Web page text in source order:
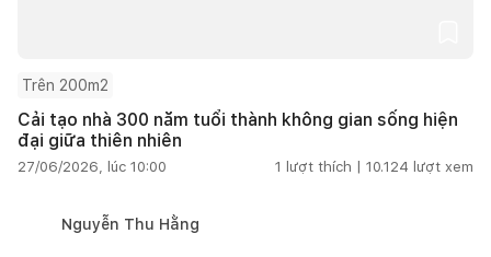
Trên 200m2
Cải tạo nhà 300 năm tuổi thành không gian sống hiện
đại giữa thiên nhiên
27/06/2026, lúc 10:00 1 lượt thích | 10.124 lượt xem
Nguyễn Thu Hằng